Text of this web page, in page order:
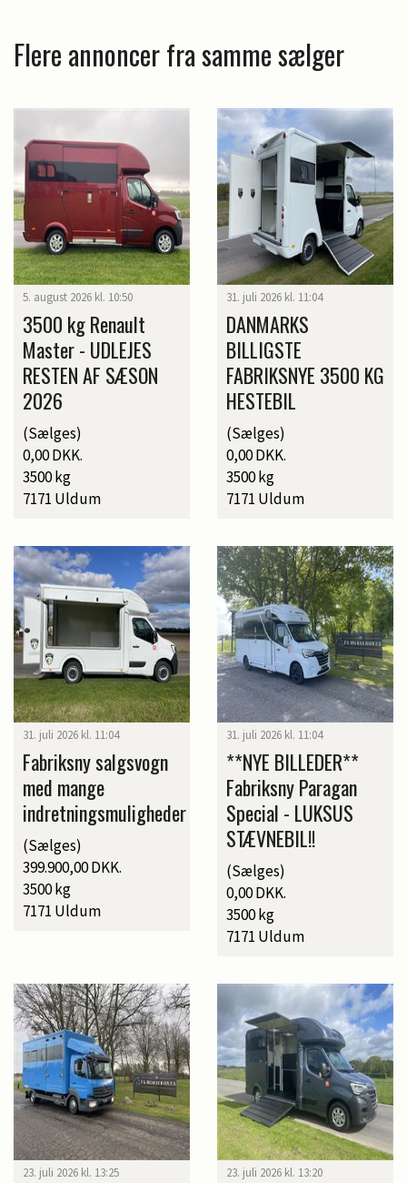
Flere annoncer fra samme sælger
5. august 2026 kl. 10:50
3500 kg Renault
Master - UDLEJES
RESTEN AF SÆSON
2026
(Sælges)
0,00 DKK.
3500 kg
7171 Uldum
31. juli 2026 kl. 11:04
DANMARKS
BILLIGSTE
FABRIKSNYE 3500 KG
HESTEBIL
(Sælges)
0,00 DKK.
3500 kg
7171 Uldum
31. juli 2026 kl. 11:04
Fabriksny salgsvogn
med mange
indretningsmuligheder
(Sælges)
399.900,00 DKK.
3500 kg
7171 Uldum
31. juli 2026 kl. 11:04
**NYE BILLEDER**
Fabriksny Paragan
Special - LUKSUS
STÆVNEBIL!!
(Sælges)
0,00 DKK.
3500 kg
7171 Uldum
23. juli 2026 kl. 13:25 23. juli 2026 kl. 13:20